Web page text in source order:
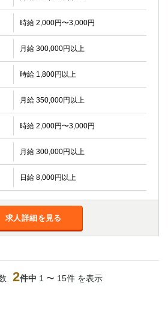
時給 2,000円〜3,000円
月給 300,000円以上
時給 1,800円以上
月給 350,000円以上
時給 2,000円〜3,000円
月給 300,000円以上
日給 8,000円以上
求人詳細を見る
2件中 1 〜 15件 を表示
津田沼
佐倉
木更津
下総中山
松戸
本八幡
浦安
小山